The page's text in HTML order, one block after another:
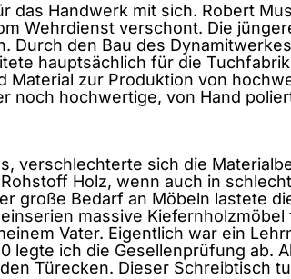
das Handwerk mit sich. Robert
Wehrdienst verschont. Die
Durch den Bau des
hauptsächlich für die
Material zur Produktion von
noch hochwertige, von Hand
verschlechterte sich die
Holz, wenn auch in
große Bedarf an Möbeln lastete
massive
Vater. Eigentlich war ein
legte ich die Gesellenprüfung
Türecken. Dieser Schreibtisch